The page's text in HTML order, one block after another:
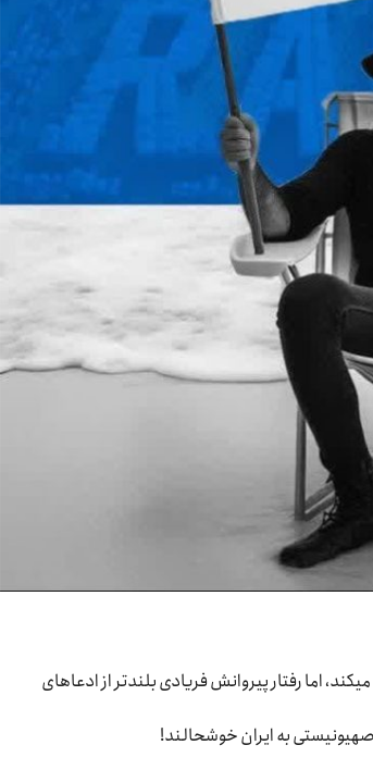
اما رفتار پیروانش فریادی بلندتر از ادعاهای
به ایران خوشحالند!